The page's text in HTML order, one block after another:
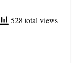
528 total views